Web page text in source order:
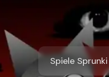
Spiele